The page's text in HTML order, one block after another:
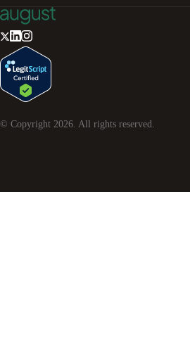
© Copyright 2026 . All rights reserved.